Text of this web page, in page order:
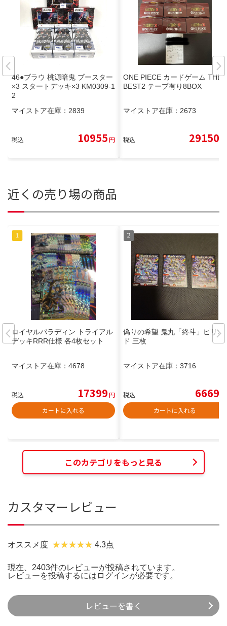
46●ブラウ 桃源暗鬼 ブースター
×3 スタートデッキ×3 KM0309-1
2
マイストア在庫： 2839
税込 10955円
ONE PIECE カードゲーム THE
BEST2 テープ有り8BOX
マイストア在庫： 2673
税込 29150
近くの売り場の商品
ロイヤルパラディン トライアル
デッキRRR仕様 各4枚セット
マイストア在庫： 4678
税込 17399円
カートに入れる
偽りの希望 鬼丸「終斗」ピリオ
ド 三枚
マイストア在庫： 3716
税込 6669
カートに入れる
このカテゴリをもっと見る
カスタマーレビュー
オススメ度 4.3点
現在、2403件のレビューが投稿されています。
レビューを投稿するには ログインが必要です。
レビューを書く